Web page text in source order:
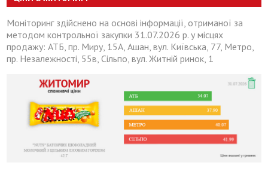
Моніторинг здійснено на основі інформації, отриманої за
методом контрольної закупки 31.07.2026 р. у місцях
продажу: АТБ, пр. Миру, 15А, Ашан, вул. Київська, 77, Метро,
пр. Незалежності, 55в, Сільпо, вул. Житній ринок, 1